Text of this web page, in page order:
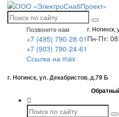
г.
Пн-Пт:
Позвоните нам
+7 (495) 790-28-01
+7 (903) 790-24-61
Ссылка на max
г. Ногинск, ул. Декабристов, д.79 Б